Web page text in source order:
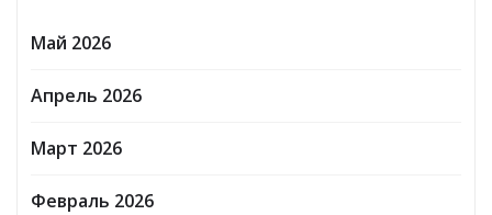
Май 2026
Апрель 2026
Март 2026
Февраль 2026